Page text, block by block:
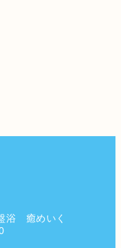
浴 癒めいく